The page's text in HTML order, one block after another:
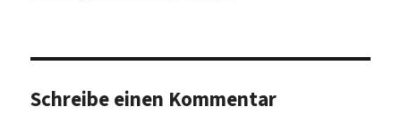
Schreibe einen Kommentar